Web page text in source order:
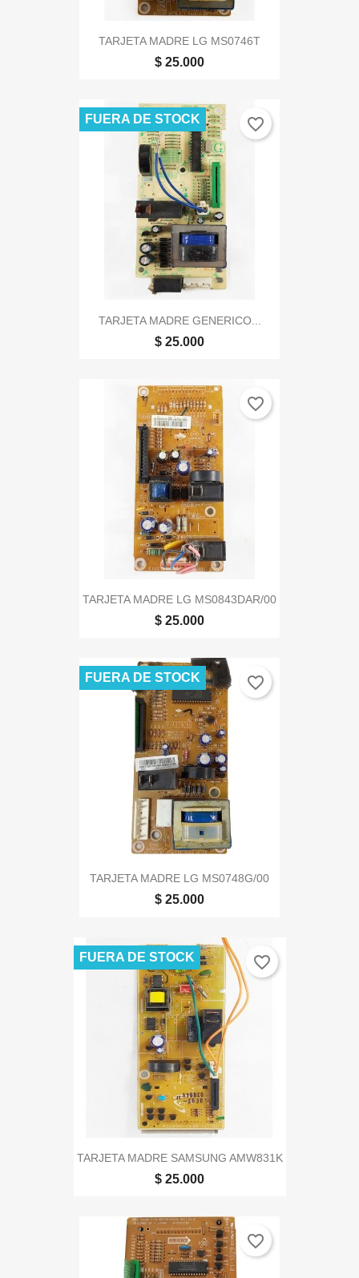
TARJETA MADRE LG MS0746T
$ 25.000
TARJETA MADRE GENERICO...
$ 25.000
FUERA DE STOCK favorite_border
TARJETA MADRE LG MS0843DAR/00
$ 25.000
favorite_border
TARJETA MADRE LG MS0748G/00
$ 25.000
FUERA DE STOCK favorite_border
TARJETA MADRE SAMSUNG AMW831K
$ 25.000
FUERA DE STOCK favorite_border
favorite_border